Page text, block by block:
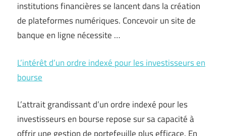
institutions financières se lancent dans la création
de plateformes numériques. Concevoir un site de
banque en ligne nécessite …
L’intérêt d’un ordre indexé pour les investisseurs en
bourse
L’attrait grandissant d’un ordre indexé pour les
investisseurs en bourse repose sur sa capacité à